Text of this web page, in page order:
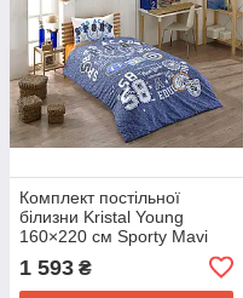
Комплект постільної
білизни Kristal Young
160×220 см Sporty Mavi
1 593 ₴